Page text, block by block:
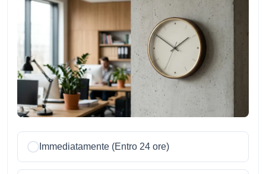
Immediatamente (Entro 24 ore)